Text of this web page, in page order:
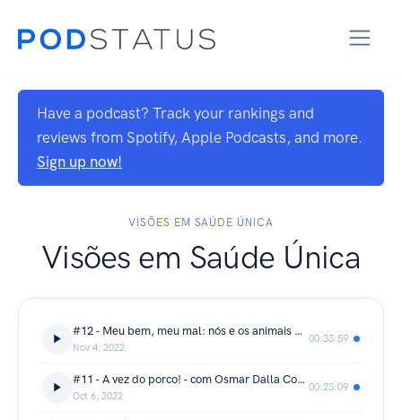
Have a podcast? Track your rankings and
reviews from Spotify, Apple Podcasts, and more.
Sign up now!
VISÕES EM SAÚDE ÚNICA
Visões em Saúde Única
#12 - Meu bem, meu mal: nós e os animais de estimação - com Ceres Faraco
Nov 4, 2022
00:33:59
#11 - A vez do porco! - com Osmar Dalla Costa e Vivian Feddern
Oct 6, 2022
00:23:09